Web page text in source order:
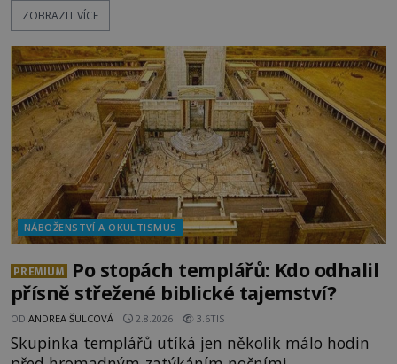
považovány za důkaz svatosti zemřelých. Jaké
osobností ochraňují? Na hřbitově u kláštera
Milosrdných
ZOBRAZIT VÍCE
NÁBOŽENSTVÍ A OKULTISMUS
PREMIUM
Po stopách templářů: Kdo odhalil
přísně střežené biblické tajemství?
OD ANDREA ŠULCOVÁ 2.8.2026 3.6TIS
Skupinka templářů utíká jen několik málo hodin